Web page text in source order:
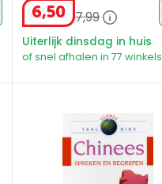
6,50 7,99
Uiterlijk dinsdag in huis
of snel afhalen in 77 winkels